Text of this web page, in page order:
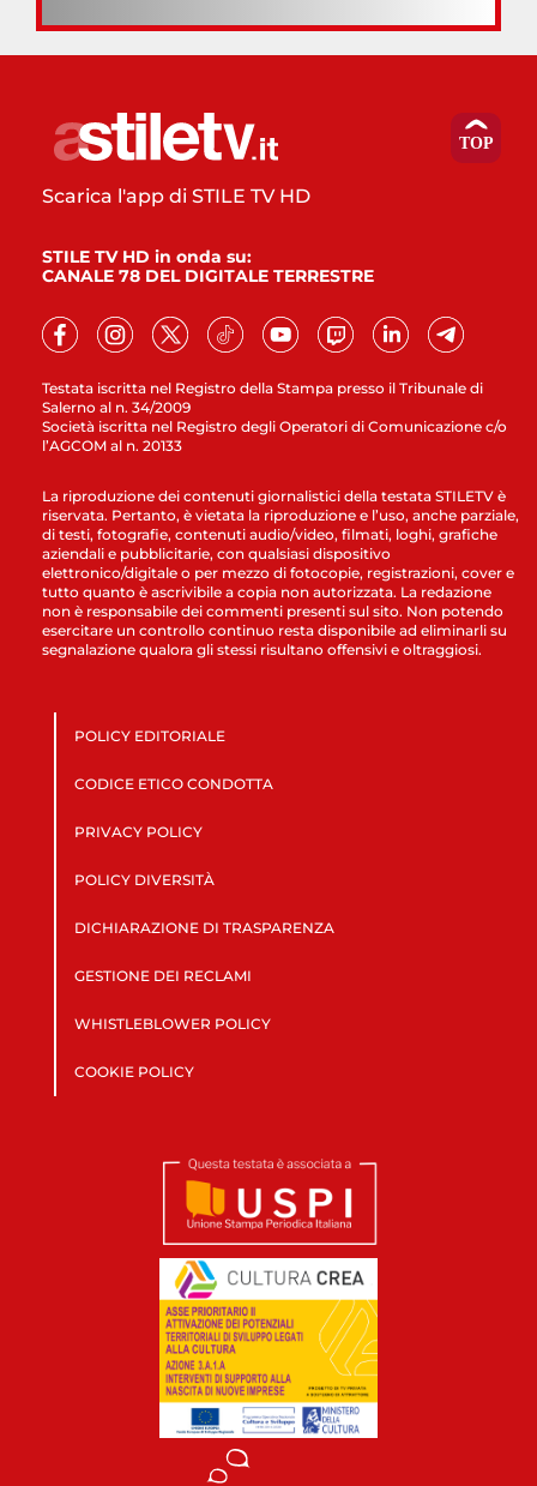
Testata iscritta nel Registro della Stampa presso il Tribunale di
Salerno al n. 34/2009
Società iscritta nel Registro degli Operatori di Comunicazione c/o
l’AGCOM al n. 20133
Scarica l'app di STILE TV HD
STILE TV HD in onda su:
CANALE 78 DEL DIGITALE TERRESTRE
La riproduzione dei contenuti giornalistici della testata STILETV è
riservata. Pertanto, è vietata la riproduzione e l’uso, anche parziale,
di testi, fotografie, contenuti audio/video, filmati, loghi, grafiche
aziendali e pubblicitarie, con qualsiasi dispositivo
elettronico/digitale o per mezzo di fotocopie, registrazioni, cover e
tutto quanto è ascrivibile a copia non autorizzata. La redazione
non è responsabile dei commenti presenti sul sito. Non potendo
esercitare un controllo continuo resta disponibile ad eliminarli su
segnalazione qualora gli stessi risultano offensivi e oltraggiosi.
POLICY EDITORIALE
CODICE ETICO CONDOTTA
PRIVACY POLICY
POLICY DIVERSITÀ
DICHIARAZIONE DI TRASPARENZA
GESTIONE DEI RECLAMI
WHISTLEBLOWER POLICY
COOKIE POLICY